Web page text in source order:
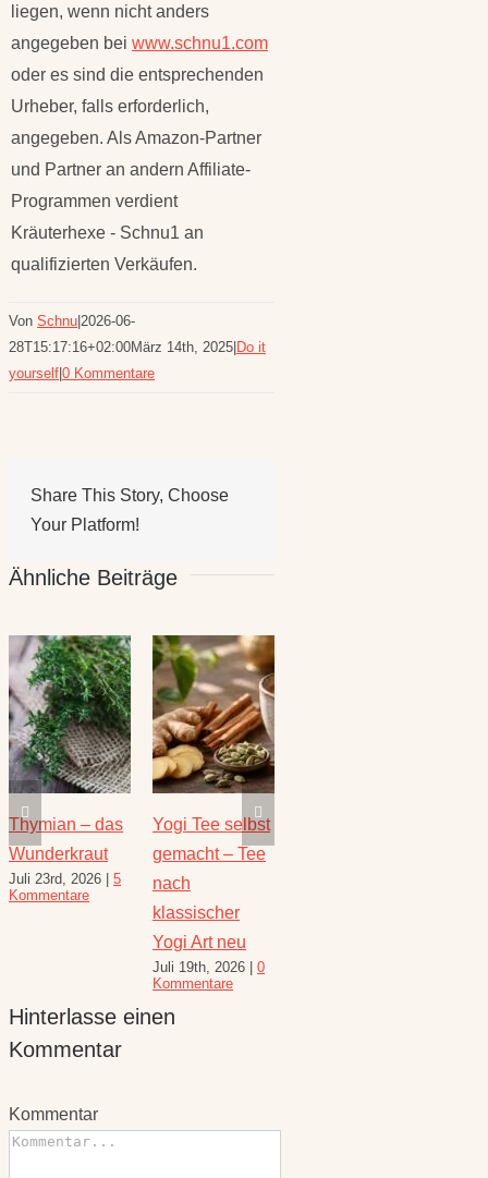
liegen, wenn nicht anders
angegeben bei www.schnu1.com
oder es sind die entsprechenden
Urheber, falls erforderlich,
angegeben. Als Amazon-Partner
und Partner an andern Affiliate-
Programmen verdient
Kräuterhexe - Schnu1 an
qualifizierten Verkäufen.
Von Schnu 2026-06-
28T15:17:16+02:00März 14th, 2025 Do it
yourself 0 Kommentare
Share This Story, Choose
Your Platform!
Ähnliche Beiträge
Die heilende
Kraft der Minze
Juli 16th, 2026
1
Kommentar
Salbei –
Heilwirkung
und Rezepte
August 6th, 2026
10 Kommentare
Hinterlasse einen
Kommentar